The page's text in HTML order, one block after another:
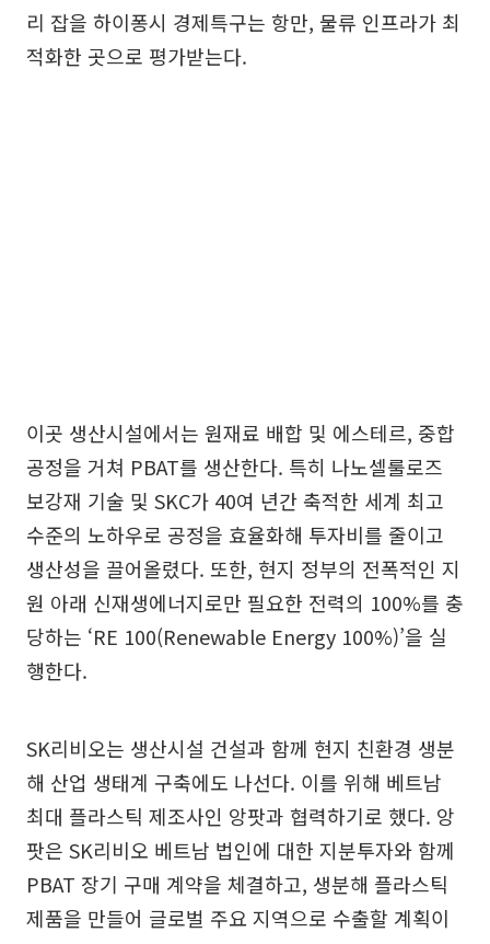
리 잡을 하이퐁시 경제특구는 항만, 물류 인프라가 최
적화한 곳으로 평가받는다.
이곳 생산시설에서는 원재료 배합 및 에스테르, 중합
공정을 거쳐 PBAT를 생산한다. 특히 나노셀룰로즈
보강재 기술 및 SKC가 40여 년간 축적한 세계 최고
수준의 노하우로 공정을 효율화해 투자비를 줄이고
생산성을 끌어올렸다. 또한, 현지 정부의 전폭적인 지
원 아래 신재생에너지로만 필요한 전력의 100%를 충
당하는 ‘RE 100(Renewable Energy 100%)’을 실
행한다.
SK리비오는 생산시설 건설과 함께 현지 친환경 생분
해 산업 생태계 구축에도 나선다. 이를 위해 베트남
최대 플라스틱 제조사인 앙팟과 협력하기로 했다. 앙
팟은 SK리비오 베트남 법인에 대한 지분투자와 함께
PBAT 장기 구매 계약을 체결하고, 생분해 플라스틱
제품을 만들어 글로벌 주요 지역으로 수출할 계획이